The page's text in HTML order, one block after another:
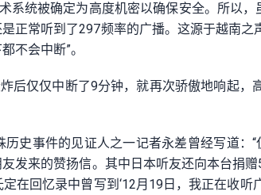
系统被确定为高度机密以确保安全。所以
正常听到了297频率的广播。这源于越南之
不会中断”。
后仅仅中断了9分钟，就再次骄傲地响起，
史事件的见证人之一记者永差曾经写道：
发来的赞扬信。其中日本听友还向本台捐
在回忆录中曾写到‘12月19日，我正在收听